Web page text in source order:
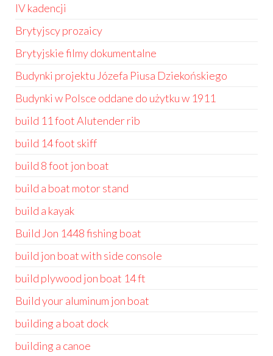
IV kadencji
Brytyjscy prozaicy
Brytyjskie filmy dokumentalne
Budynki projektu Józefa Piusa Dziekońskiego
Budynki w Polsce oddane do użytku w 1911
build 11 foot Alutender rib
build 14 foot skiff
build 8 foot jon boat
build a boat motor stand
build a kayak
Build Jon 1448 fishing boat
build jon boat with side console
build plywood jon boat 14 ft
Build your aluminum jon boat
building a boat dock
building a canoe